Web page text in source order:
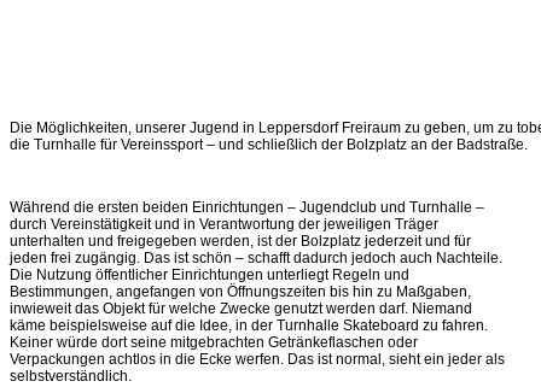
Die Möglichkeiten, unserer Jugend in Leppersdorf Freiraum zu geben, um zu
die Turnhalle für Vereinssport – und schließlich der Bolzplatz an der Badstraße.
Während die ersten beiden Einrichtungen – Jugendclub und Turnhalle –
durch Vereinstätigkeit und in Verantwortung der jeweiligen Träger
unterhalten und freigegeben werden, ist der Bolzplatz jederzeit und für
jeden frei zugängig. Das ist schön – schafft dadurch jedoch auch Nachteile.
Die Nutzung öffentlicher Einrichtungen unterliegt Regeln und
Bestimmungen, angefangen von Öffnungszeiten bis hin zu Maßgaben,
inwieweit das Objekt für welche Zwecke genutzt werden darf. Niemand
käme beispielsweise auf die Idee, in der Turnhalle Skateboard zu fahren.
Keiner würde dort seine mitgebrachten Getränkeflaschen oder
Verpackungen achtlos in die Ecke werfen. Das ist normal, sieht ein jeder als
selbstverständlich.